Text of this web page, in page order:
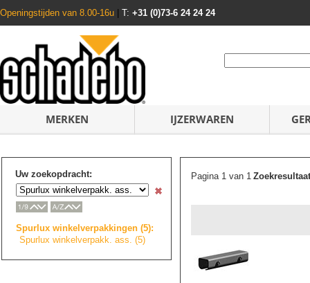
Openingstijden van 8.00-16u T: +31 (0)73-6 24 24 24
MERKEN IJZERWAREN
Uw zoekopdracht:
Spurlux winkelverpakkingen (5):
Spurlux winkelverpakk. ass. (5)
Pagina 1 van 1Zoekresultaat